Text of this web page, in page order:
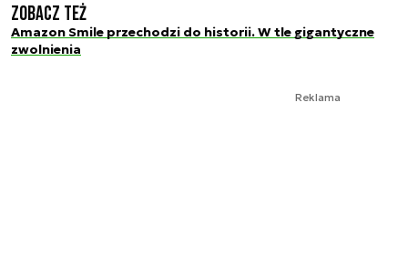
Zobacz też
Amazon Smile przechodzi do historii. W tle gigantyczne
zwolnienia
Reklama